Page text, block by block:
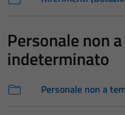
Personale non
indeterminato
Personale non a